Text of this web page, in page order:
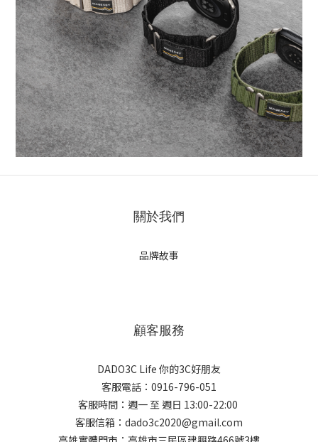
關於我們
品牌故事
顧客服務
DADO3C Life 你的3C好朋友
客服電話：0916-796-051
客服時間：週一 至 週日 13:00-22:00
客服信箱：dado3c2020@gmail.com